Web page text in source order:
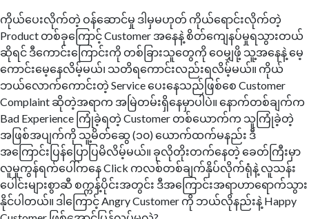
ကိုယ်ပေးလိုက်တဲ့ ဝန်ဆောင်မှု ဒါမှမဟုတ် ကိုယ်ရောင်းလိုက်တဲ့
Product တစ်ခုကြောင့် Customer အနေနဲ့ စိတ်ကျေနပ်မှုရသွားတယ်
ဆိုရင် ဒီကောင်းကြောင်းကို တစ်ခြားသူတွေကို ဝေမျှဖို့ သူ့အနေနဲ့ မေ့
ကောင်းမေ့နေလိမ့်မယ်၊ သတိရကောင်းလည်းရလိမ့်မယ်။ ကိုယ်
ဘယ်လောက်ကောင်းတဲ့ Service ပေးနေသည်ဖြစ်စေ Customer
Complaint ဆိုတဲ့အရာက အမြဲတမ်းရှိနေမှာပါပဲ။ နောက်တစ်ချက်က
Bad Experience ကြုံခဲ့ရတဲ့ Customer တစ်ယောက်က သူကြုံခဲ့တဲ့
အဖြစ်အပျက်ကို သူ့မိတ်ဆွေ (၁၀) ယောက်ထက်မနည်း ဒီ
အကြောင်းပြန်ပြောပြမိလိမ့်မယ်။ ခုလိုတိုးတက်နေတဲ့ ခေတ်ကြီးမှာ
လူမှုကွန်ရက်ပေါ်ကနေ Click ကလစ်တစ်ချက်နှိပ်လိုက်ရုံနဲ့ လူသန်း
ပေါင်းများစွာဆီ စက္ကန့်ပိုင်းအတွင်း ဒီအကြောင်းအရာဟာရောက်သွား
နိုင်ပါတယ်။ ဒါကြောင့် Angry Customer ကို ဘယ်လိုနည်းနဲ့ Happy